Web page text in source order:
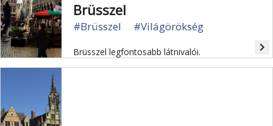
Brüsszel
#Brüsszel #Világörökség
Brüsszel legfontosabb látnivalói. navigate_next